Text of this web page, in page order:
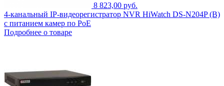
8 823,00 руб.
4-канальный IP-видеорегистратор NVR HiWatch DS-N204P (B)
с питанием камер по PoE
Подробнее о товаре